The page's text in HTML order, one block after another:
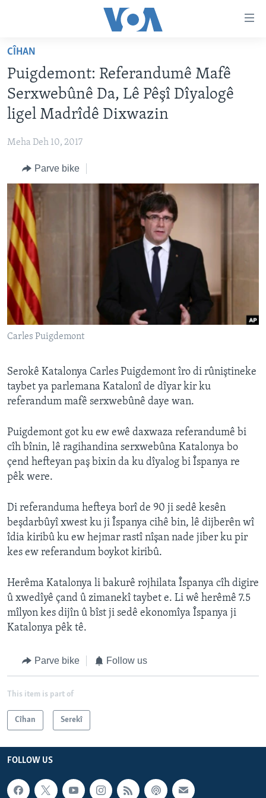
Yekser
naveroka
serekî
Yekser
here
Malpera
Yekser
here
Lêgerînê
DESTPÊK
NÛÇE
VÎDYO GALERÎ
HEVPEYVÎN
HERÊMÊN KURDAN
TIRKÎYE
SÛRÎYE
ÎRAQ
ÎRAN
ROJHILATA NAVÎN
CÎHAN
ÇAND Û HUNER
SERNIVÎS
SORANÎ
FOLLOW US
Zimanên Din
CÎHAN
Puigdemont: Referandumê Mafê
Serxwebûnê Da, Lê Pêşî Dîyalogê
ligel Madrîdê Dixwazin
Meha Deh 10, 2017
Parve bike
Carles Puigdemont
Serokê Katalonya Carles Puigdemont îro di rûniştineke
taybet ya parlemana Katalonî de dîyar kir ku
referandum mafê serxwebûnê daye wan.
Puigdemont got ku ew ewê daxwaza referandumê bi
cîh bînin, lê ragihandina serxwebûna Katalonya bo
çend hefteyan paş bixin da ku dîyalog bi Îspanya re
pêk were.
Di referanduma hefteya borî de 90 ji sedê kesên
beşdarbûyî xwest ku ji Îspanya cihê bin, lê dijberên wî
îdia kiribû ku ew hejmar rastî nîşan nade jiber ku pir
kes ew referandum boykot kiribû.
Herêma Katalonya li bakurê rojhilata Îspanya cîh digire
û xwedîyê çand û zimanekî taybet e. Li wê herêmê 7.5
mîlyon kes dijîn û bîst ji sedê ekonomîya Îspanya ji
Katalonya pêk tê.
Parve bike Follow us
This item is part of
Cîhan Serekî
FOLLOW US